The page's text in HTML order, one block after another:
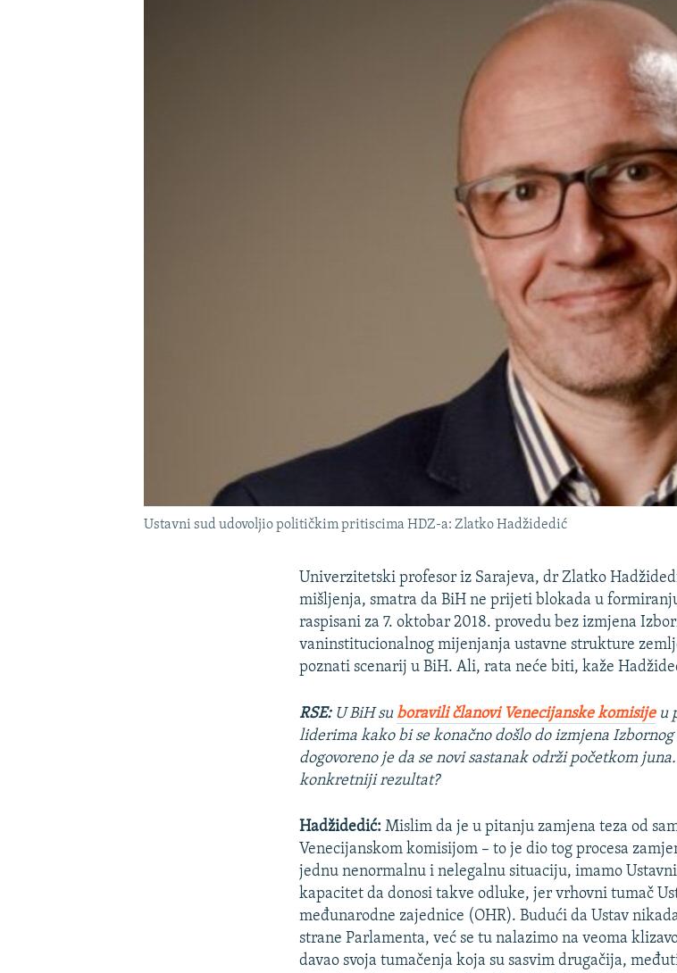
Ustavni sud udovoljio političkim pritiscima HDZ-a: Zlatko Hadžidedić
Univerzitetski profesor iz Sarajeva, dr Zlatko
mišljenja, smatra da BiH ne prijeti blokada u
raspisani za 7. oktobar 2018. provedu bez izmjena
vaninstitucionalnog mijenjanja ustavne strukture
poznati scenarij u BiH. Ali, rata neće biti, kaže
RSE: U BiH su boravili članovi Venecijanske komisijeu
liderima kako bi se konačno došlo do izmjena
dogovoreno je da se novi sastanak održi početkom
konkretniji rezultat?
Hadžidedić:Mislim da je u pitanju zamjena teza od
Venecijanskom komisijom – to je dio tog procesa
jednu nenormalnu i nelegalnu situaciju, imamo
kapacitet da donosi takve odluke, jer vrhovni tumač
međunarodne zajednice (OHR). Budući da Ustav
strane Parlamenta, već se tu nalazimo na veoma
davao svoja tumačenja koja su sasvim drugačija,